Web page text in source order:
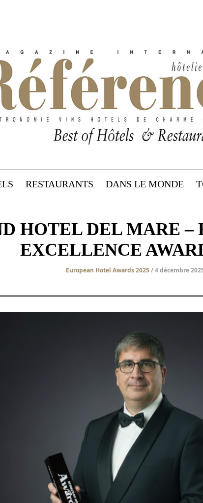
RESTAURANTS DANS LE MONDE
HOTEL DEL MARE –
EXCELLENCE
European Hotel Awards 2025/ 4 décembre